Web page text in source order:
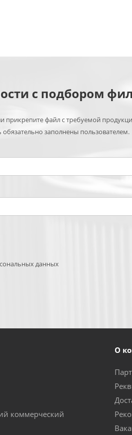
с подбором
файл с требуемой
заполнены пользователем.
данных
коммерческий
О